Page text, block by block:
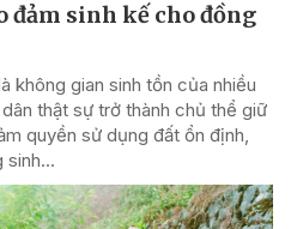
đảm sinh kế cho đồng
không gian sinh tồn của nhiều
thật sự trở thành chủ thể giữ
quyền sử dụng đất ổn định,
sinh...